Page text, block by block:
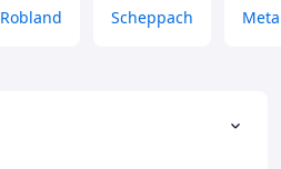
Robland Scheppach